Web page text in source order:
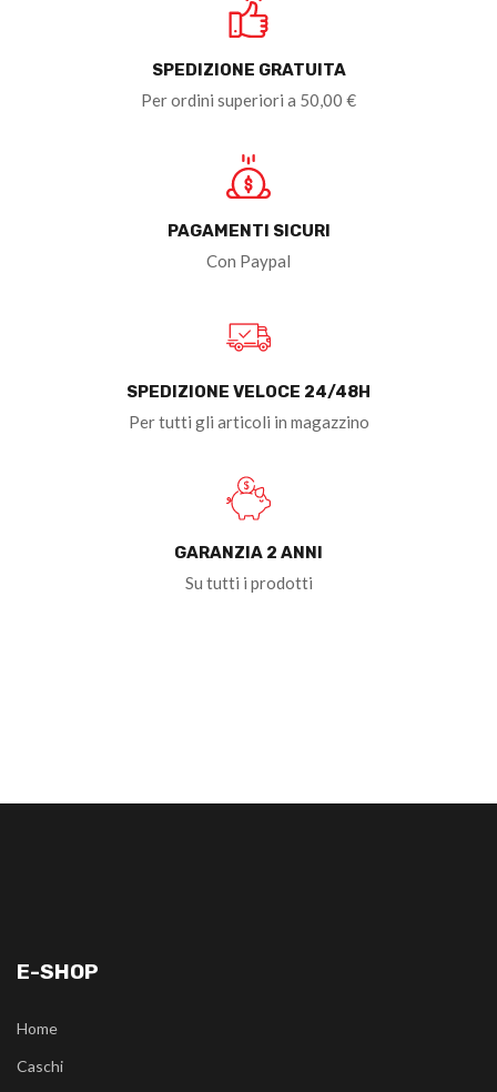
SPEDIZIONE GRATUITA
Per ordini superiori a 50,00 €
PAGAMENTI SICURI
Con Paypal
SPEDIZIONE VELOCE 24/48H
Per tutti gli articoli in magazzino
GARANZIA 2 ANNI
Su tutti i prodotti
E-SHOP
Home
Caschi